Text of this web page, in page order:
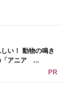
い！ 動物の鳴き
「アニア ...
PR